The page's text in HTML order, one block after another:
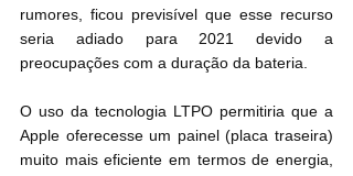
rumores, ficou previsível que esse recurso
seria adiado para 2021 devido a
preocupações com a duração da bateria.
O uso da tecnologia LTPO permitiria que a
Apple oferecesse um painel (placa traseira)
muito mais eficiente em termos de energia,